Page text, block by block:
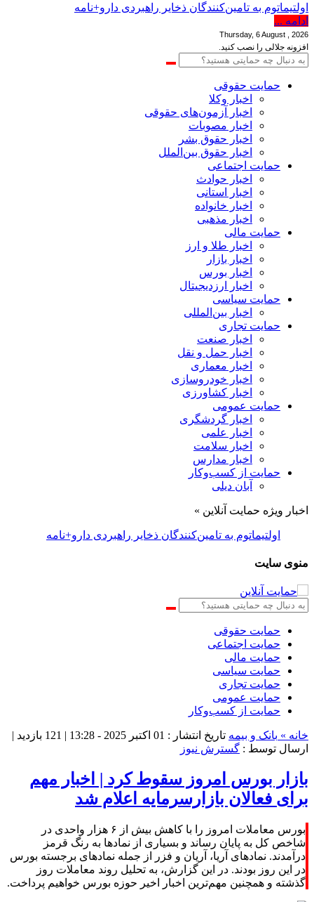
اولتیماتوم به تامین‌کنندگان ذخایر راهبردی دارو+نامه
ادامه ...
Thursday, 6 August , 2026
افزونه جلالی را نصب کنید.
حمایت حقوقی
اخبار وکلا
اخبار آزمون‌های حقوقی
اخبار مصوبات
اخبار حقوق بشر
اخبار حقوق بین‌الملل
حمایت اجتماعی
اخبار حوادث
اخبار استانی
اخبار خانواده
اخبار مذهبی
حمایت مالی
اخبار طلا و ارز
اخبار بازار
اخبار بورس
اخبار ارزدیجیتال
حمایت سیاسی
اخبار بین‌المللی
حمایت تجاری
اخبار صنعت
اخبار حمل و نقل
اخبار معماری
اخبار خودروسازی
اخبار کشاورزی
حمایت عمومی
اخبار گردشگری
اخبار علمی
اخبار سلامت
اخبار مدارس
حمایت از کسب‌وکار
آبان دیلی
اخبار ویژه حمایت آنلاین »
اولتیماتوم به تامین‌کنندگان ذخایر راهبردی دارو+نامه
منوی سایت
حمایت حقوقی
حمایت اجتماعی
حمایت مالی
حمایت سیاسی
حمایت تجاری
حمایت عمومی
حمایت از کسب‌وکار
خانه » بانک و بیمه تاریخ انتشار : 01 اکتبر 2025 - 13:28 | 121 بازدید
|
ارسال توسط : گسترش نیوز
بازار بورس امروز سقوط کرد | اخبار مهم
برای فعالان بازارسرمایه اعلام شد
بورس معاملات امروز را با کاهش بیش از ۶ هزار واحدی در
شاخص کل به پایان رساند و بسیاری از نمادها به رنگ قرمز
درآمدند. نمادهای آریا، آریان و فزر از جمله نمادهای برجسته بورس
در این روز بودند. در این گزارش، به تحلیل روند معاملات روز
گذشته و همچنین مهم‌ترین اخبار اخیر حوزه بورس خواهیم پرداخت.